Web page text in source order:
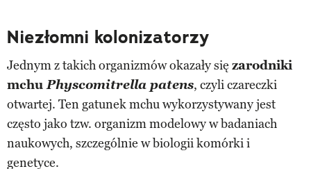
Niezłomni kolonizatorzy
Jednym z takich organizmów okazały się zarodniki
mchuPhyscomitrella patens, czyli czareczki
otwartej. Ten gatunek mchu wykorzystywany jest
często jako tzw. organizm modelowy w badaniach
naukowych, szczególnie w biologii komórki i
genetyce.